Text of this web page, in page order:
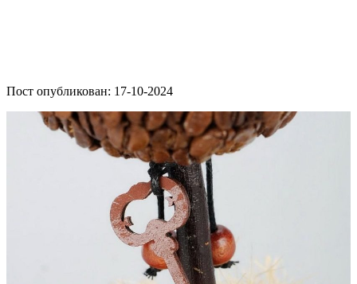
Пост опубликован: 17-10-2024